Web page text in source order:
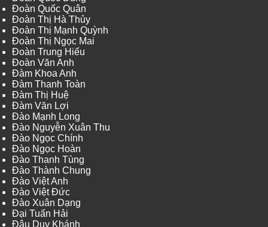
Đoàn Quốc Quân
Đoàn Thị Hà Thủy
Đoàn Thị Mạnh Quỳnh
Đoàn Thị Ngọc Mai
Đoàn Trung Hiếu
Đoàn Văn Anh
Đàm Khoa Anh
Đàm Thanh Toàn
Đàm Thị Huệ
Đàm Văn Lợi
Đào Mạnh Long
Đào Nguyễn Xuân Thu
Đào Ngọc Chính
Đào Ngọc Hoàn
Đào Thanh Tùng
Đào Thành Chung
Đào Việt Anh
Đào Việt Đức
Đào Xuân Dạng
Đại Tuấn Hải
Đậu Duy Khánh